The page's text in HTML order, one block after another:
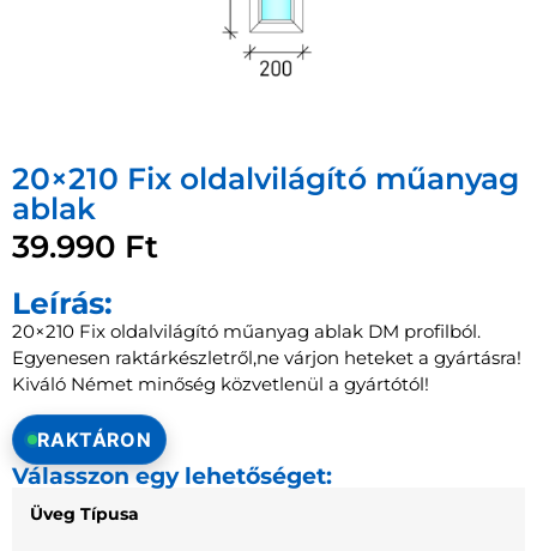
20×210 Fix oldalvilágító műanyag
ablak
39.990 Ft
Leírás:
20×210 Fix oldalvilágító műanyag ablak DM profilból.
Egyenesen raktárkészletről,ne várjon heteket a gyártásra!
Kiváló Német minőség közvetlenül a gyártótól!
RAKTÁRON
Válasszon egy lehetőséget:
Üveg Típusa